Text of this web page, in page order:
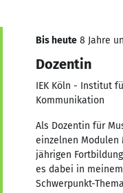
Bis heute 8 Jahre
Dozentin
IEK Köln - Institut
Kommunikation
Als Dozentin für
einzelnen Modulen
jährigen
es dabei in
Schwerpunkt-